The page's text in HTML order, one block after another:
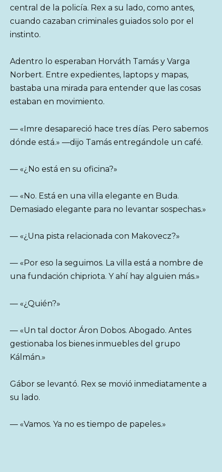
central de la policía. Rex a su lado, como antes,
cuando cazaban criminales guiados solo por el
instinto.
Adentro lo esperaban Horváth Tamás y Varga
Norbert. Entre expedientes, laptops y mapas,
bastaba una mirada para entender que las cosas
estaban en movimiento.
— «Imre desapareció hace tres días. Pero sabemos
dónde está.» —dijo Tamás entregándole un café.
— «¿No está en su oficina?»
— «No. Está en una villa elegante en Buda.
Demasiado elegante para no levantar sospechas.»
— «¿Una pista relacionada con Makovecz?»
— «Por eso la seguimos. La villa está a nombre de
una fundación chipriota. Y ahí hay alguien más.»
— «¿Quién?»
— «Un tal doctor Áron Dobos. Abogado. Antes
gestionaba los bienes inmuebles del grupo
Kálmán.»
Gábor se levantó. Rex se movió inmediatamente a
su lado.
— «Vamos. Ya no es tiempo de papeles.»